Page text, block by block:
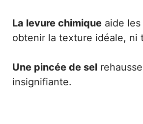
La levure chimique aide
obtenir la texture idéale, ni
Une pincée de sel
insignifiante.